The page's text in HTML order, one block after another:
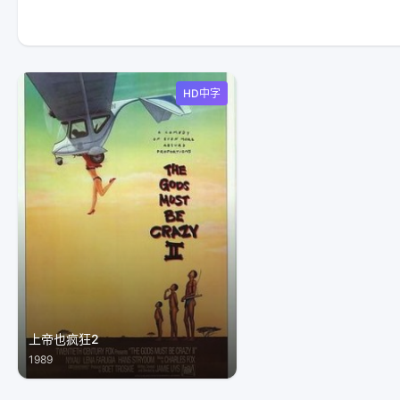
HD中字
上帝也疯狂2
1989